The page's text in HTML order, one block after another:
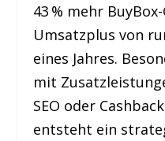
43 % mehr
Umsatzplus von
eines Jahres.
mit
SEO oder
entsteht ein